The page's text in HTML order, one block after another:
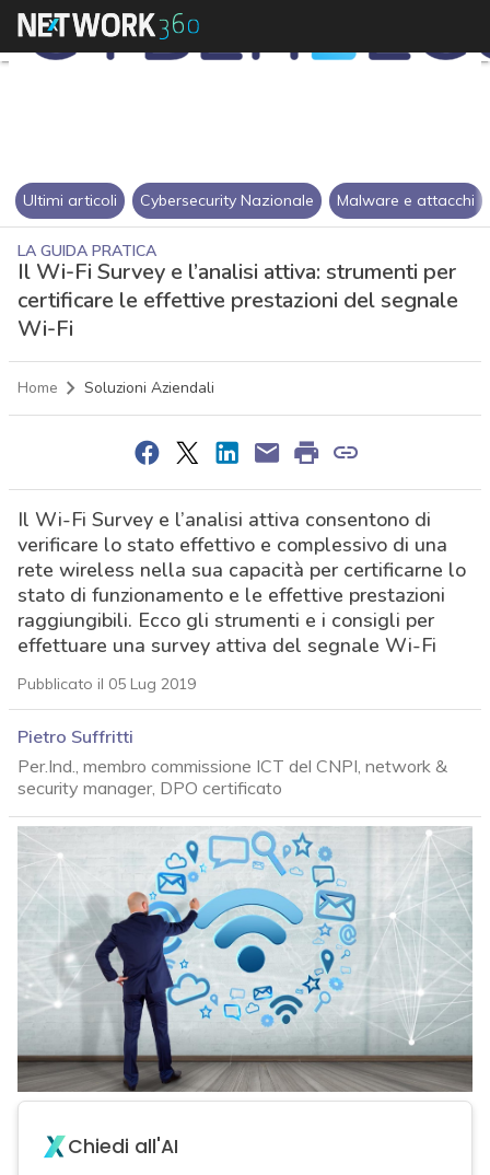
Ultimi articoli Cybersecurity Nazionale Malware e attacchi
LA GUIDA PRATICA
Il Wi-Fi Survey e l’analisi attiva: strumenti per
certificare le effettive prestazioni del segnale
Wi-Fi
Home Soluzioni Aziendali
Il Wi-Fi Survey e l’analisi attiva consentono di
verificare lo stato effettivo e complessivo di una
rete wireless nella sua capacità per certificarne lo
stato di funzionamento e le effettive prestazioni
raggiungibili. Ecco gli strumenti e i consigli per
effettuare una survey attiva del segnale Wi-Fi
Pubblicato il 05 Lug 2019
Pietro Suffritti
Per.Ind., membro commissione ICT del CNPI, network &
security manager, DPO certificato
Chiedi all'AI